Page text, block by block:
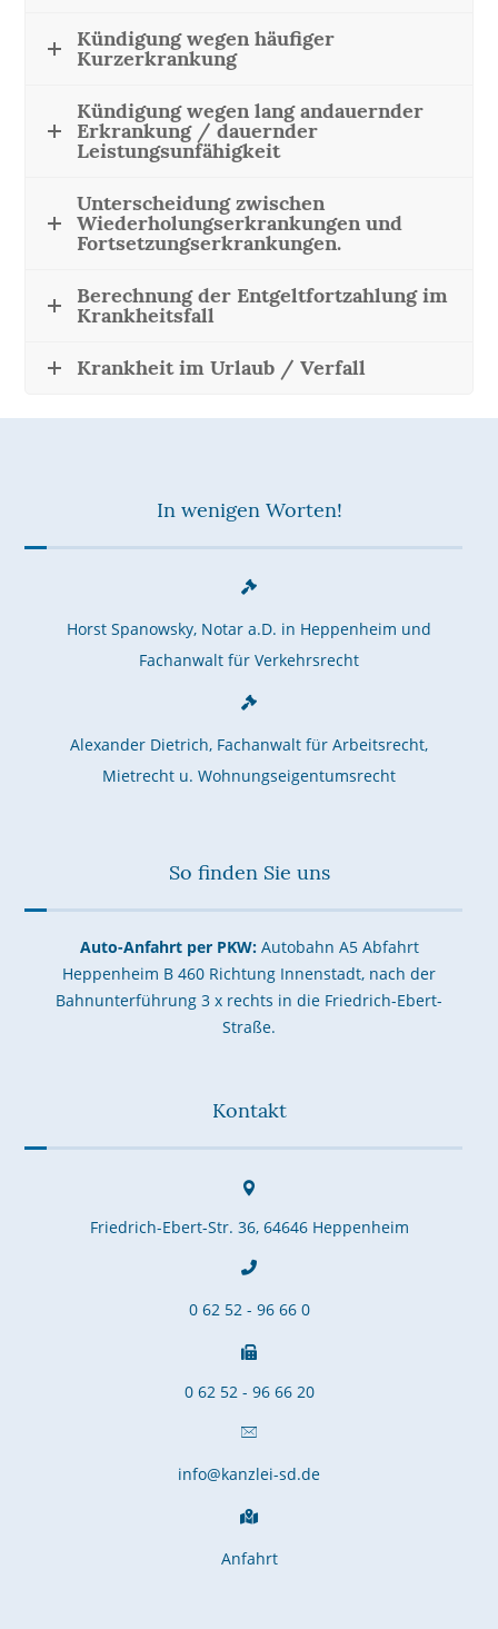
Kündigung wegen häufiger
Kurzerkrankung
Kündigung wegen lang andauernder
Erkrankung / dauernder
Leistungsunfähigkeit
Unterscheidung zwischen
Wiederholungserkrankungen und
Fortsetzungserkrankungen.
Berechnung der Entgeltfortzahlung im
Krankheitsfall
Krankheit im Urlaub / Verfall
In wenigen Worten!
Horst Spanowsky, Notar a.D. in Heppenheim und
Fachanwalt für Verkehrsrecht
Alexander Dietrich, Fachanwalt für Arbeitsrecht,
Mietrecht u. Wohnungseigentumsrecht
So finden Sie uns
Auto-Anfahrt per PKW:Autobahn A5 Abfahrt
Heppenheim B 460 Richtung Innenstadt, nach der
Bahnunterführung 3 x rechts in die Friedrich-Ebert-
Straße.
Kontakt
Friedrich-Ebert-Str. 36, 64646 Heppenheim
0 62 52 - 96 66 0
0 62 52 - 96 66 20
info@kanzlei-sd.de
Anfahrt